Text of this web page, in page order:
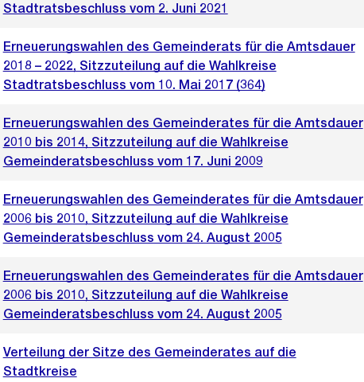
Stadtratsbeschluss vom 2. Juni 2021
Erneuerungswahlen des Gemeinderats für die Amtsdauer
2018 – 2022, Sitzzuteilung auf die Wahlkreise
Stadtratsbeschluss vom 10. Mai 2017 (364)
Erneuerungswahlen des Gemeinderates für die Amtsdauer
2010 bis 2014, Sitzzuteilung auf die Wahlkreise
Gemeinderatsbeschluss vom 17. Juni 2009
Erneuerungswahlen des Gemeinderates für die Amtsdauer
2006 bis 2010, Sitzzuteilung auf die Wahlkreise
Gemeinderatsbeschluss vom 24. August 2005
Erneuerungswahlen des Gemeinderates für die Amtsdauer
2006 bis 2010, Sitzzuteilung auf die Wahlkreise
Gemeinderatsbeschluss vom 24. August 2005
Verteilung der Sitze des Gemeinderates auf die
Stadtkreise